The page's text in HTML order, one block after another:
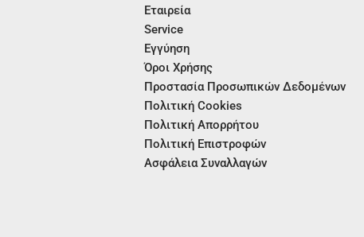
Εταιρεία
Service
Εγγύηση
Όροι Χρήσης
Προστασία Προσωπικών Δεδομένων
Πολιτική Cookies
Πολιτική Απορρήτου
Πολιτική Επιστροφών
Ασφάλεια Συναλλαγών